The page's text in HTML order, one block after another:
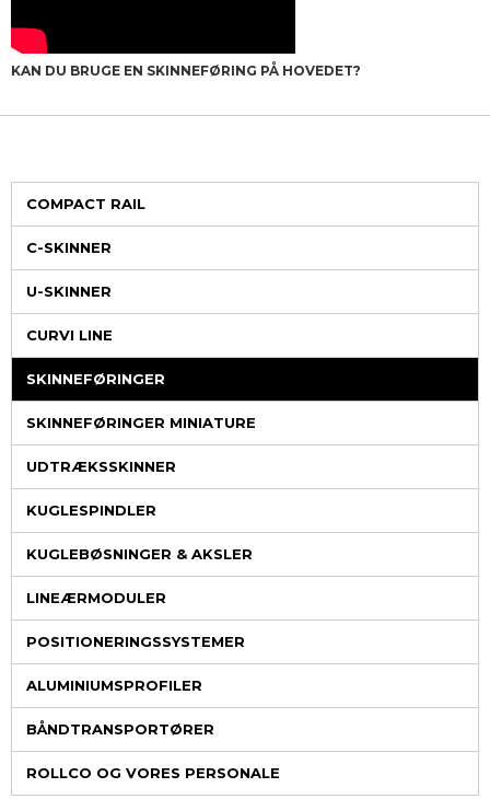
COMPACT RAIL
C-SKINNER
U-SKINNER
CURVI LINE
SKINNEFØRINGER
SKINNEFØRINGER MINIATURE
UDTRÆKSSKINNER
KUGLESPINDLER
KUGLEBØSNINGER & AKSLER
LINEÆRMODULER
POSITIONERINGSSYSTEMER
ALUMINIUMSPROFILER
BÅNDTRANSPORTØRER
ROLLCO OG VORES PERSONALE
KAN DU BRUGE EN SKINNEFØRING PÅ HOVEDET?